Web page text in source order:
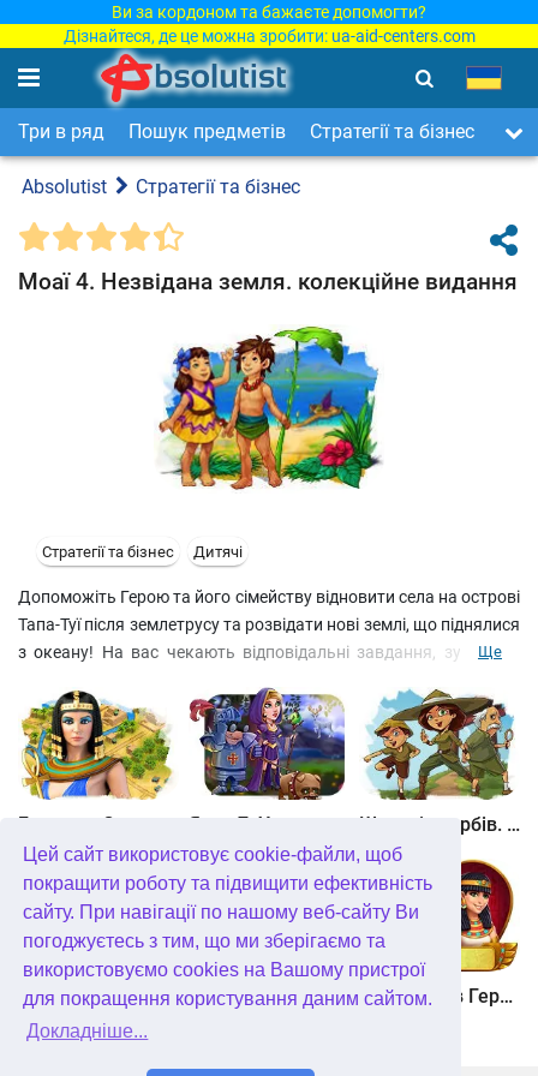
Цей сайт використовує cookie-файли, щоб
покращити роботу та підвищити ефективність
сайту. При навігації по нашому веб-сайту Ви
погоджуєтесь з тим, що ми зберігаємо та
використовуємо cookies на Вашому пристрої
для покращення користування даним сайтом.
Докладніше...
Ви за кордоном та бажаєте допомогти?
Дізнайтеся, де це можна зробити: ua-aid-centers.com
Три в ряд Пошук предметів Стратегії та бізнес
Absolutist Стратегії та бізнес
Моаї 4. Незвідана земля. колекційне видання
Стратегії та бізнес Дитячі
Допоможіть Герою та його сімейству відновити села на острові
Тапа-Туї після землетрусу та розвідати нові землі, що піднялися
з океану! На вас чекають відповідальні завдання, зустрічі з
ворогами та безліч інших пригод. Розвивайте свого персонажа,
збирайте колекцію артефактів та поповнюйте скарбничку
досягнень – Терра Інкогніта чекає на своїх підкорювачів та
першопрохідців!
Ще
Шукачі скарбів. Камінь душі
Шукачі скарбів. Сніжна королева. колекційне видання Алісія Квотермейн 3. Таємниця палаючого золота. колекційне видання 12 подвигів Геракла. Як я зустрів Мегару. колекційне видання